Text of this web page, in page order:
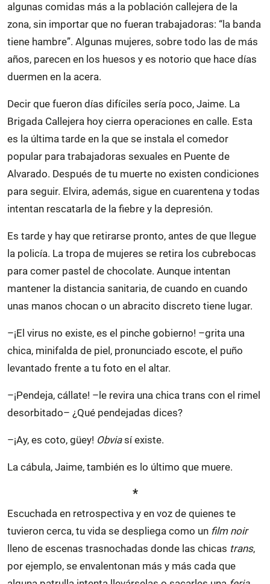
algunas comidas más a la población callejera de la
zona, sin importar que no fueran trabajadoras: “la banda
tiene hambre”. Algunas mujeres, sobre todo las de más
años, parecen en los huesos y es notorio que hace días
duermen en la acera.
Decir que fueron días difíciles sería poco, Jaime. La
Brigada Callejera hoy cierra operaciones en calle. Esta
es la última tarde en la que se instala el comedor
popular para trabajadoras sexuales en Puente de
Alvarado. Después de tu muerte no existen condiciones
para seguir. Elvira, además, sigue en cuarentena y todas
intentan rescatarla de la fiebre y la depresión.
Es tarde y hay que retirarse pronto, antes de que llegue
la policía. La tropa de mujeres se retira los cubrebocas
para comer pastel de chocolate. Aunque intentan
mantener la distancia sanitaria, de cuando en cuando
unas manos chocan o un abracito discreto tiene lugar.
–¡El virus no existe, es el pinche gobierno! –grita una
chica, minifalda de piel, pronunciado escote, el puño
levantado frente a tu foto en el altar.
–¡Pendeja, cállate! –le revira una chica trans con el rimel
desorbitado– ¿Qué pendejadas dices?
–¡Ay, es coto, güey! Obviasí existe.
La cábula, Jaime, también es lo último que muere.
*
Escuchada en retrospectiva y en voz de quienes te
tuvieron cerca, tu vida se despliega como un film noir
lleno de escenas trasnochadas donde las chicas trans,
por ejemplo, se envalentonan más y más cada que